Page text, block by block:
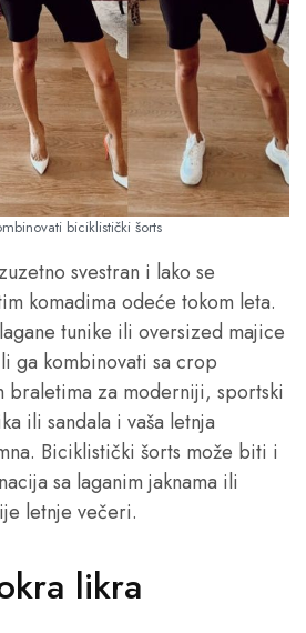
biciklistički šorts
svestran i lako se
komadima odeće tokom leta.
tunike ili oversized majice
ga kombinovati sa crop
braletima za moderniji, sportski
ili sandala i vaša letnja
Biciklistički šorts može biti i
sa laganim jaknama ili
letnje večeri.
likra